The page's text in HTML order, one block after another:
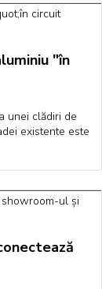
"în
unei clădiri de
existente este